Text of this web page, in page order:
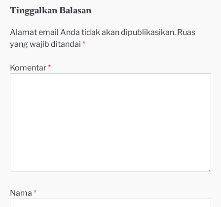
Tinggalkan Balasan
Alamat email Anda tidak akan dipublikasikan. Ruas
yang wajib ditandai *
Komentar*
Nama *